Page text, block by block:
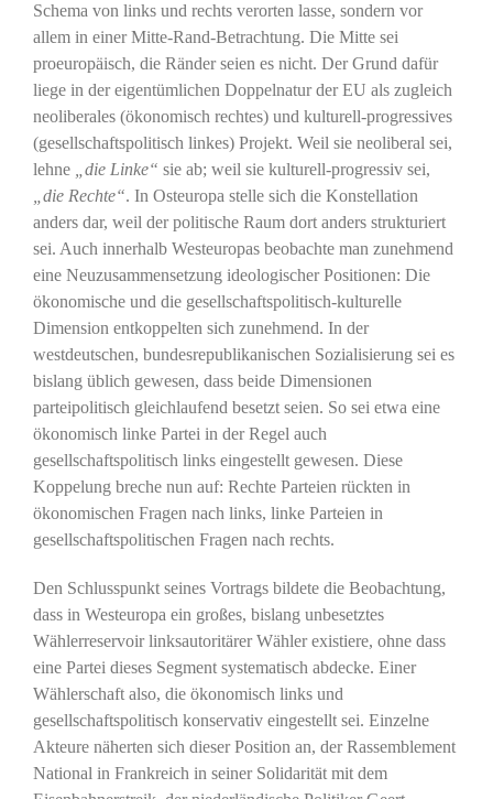
Schema von links und rechts verorten lasse, sondern vor
allem in einer Mitte-Rand-Betrachtung. Die Mitte sei
proeuropäisch, die Ränder seien es nicht. Der Grund dafür
liege in der eigentümlichen Doppelnatur der EU als zugleich
neoliberales (ökonomisch rechtes) und kulturell-progressives
(gesellschaftspolitisch linkes) Projekt. Weil sie neoliberal sei,
lehne
„die Linke“ sie ab; weil sie kulturell-progressiv sei,
„die Rechte“. In Osteuropa stelle sich die Konstellation
anders dar, weil der politische Raum dort anders strukturiert
sei. Auch innerhalb Westeuropas beobachte man zunehmend
eine Neuzusammensetzung ideologischer Positionen: Die
ökonomische und die gesellschaftspolitisch-kulturelle
Dimension entkoppelten sich zunehmend. In der
westdeutschen, bundesrepublikanischen Sozialisierung sei es
bislang üblich gewesen, dass beide Dimensionen
parteipolitisch gleichlaufend besetzt seien. So sei etwa eine
ökonomisch linke Partei in der Regel auch
gesellschaftspolitisch links eingestellt gewesen. Diese
Koppelung breche nun auf: Rechte Parteien rückten in
ökonomischen Fragen nach links, linke Parteien in
gesellschaftspolitischen Fragen nach rechts.
Den Schlusspunkt seines Vortrags bildete die Beobachtung,
dass in Westeuropa ein großes, bislang unbesetztes
Wählerreservoir linksautoritärer Wähler existiere, ohne dass
eine Partei dieses Segment systematisch abdecke. Einer
Wählerschaft also, die ökonomisch links und
gesellschaftspolitisch konservativ eingestellt sei. Einzelne
Akteure näherten sich dieser Position an, der Rassemblement
National in Frankreich in seiner Solidarität mit dem